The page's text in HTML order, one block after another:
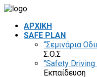
ΑΡΧΙΚΗ
SAFE PLAN
“Σεμινάρια
Σ.Ο.Σ
“Safety Driving
Εκπαίδευση